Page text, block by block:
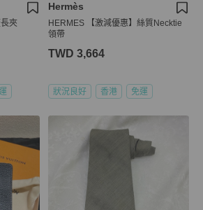
夾
Hermès
HERMES 【激減優惠】絲質Necktie
領帶
TWD 3,664
狀況良好 香港 免運